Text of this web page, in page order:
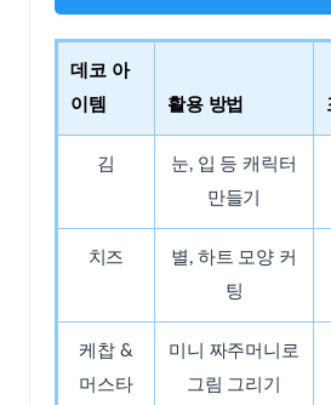
데코 아
이템
활용 방법
김
눈, 입 등 캐릭터
만들기
치즈
별, 하트 모양 커
팅
케찹 &
머스타
미니 짜주머니로
그림 그리기